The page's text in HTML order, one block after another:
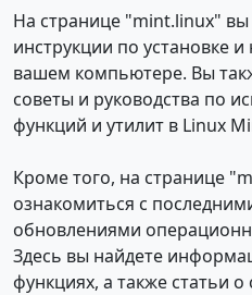
На странице "mint.linux"
инструкции по установке
вашем компьютере. Вы
советы и руководства по
функций и утилит в Linux
Кроме того, на странице
ознакомиться с
обновлениями
Здесь вы найдете
функциях, а также статьи о